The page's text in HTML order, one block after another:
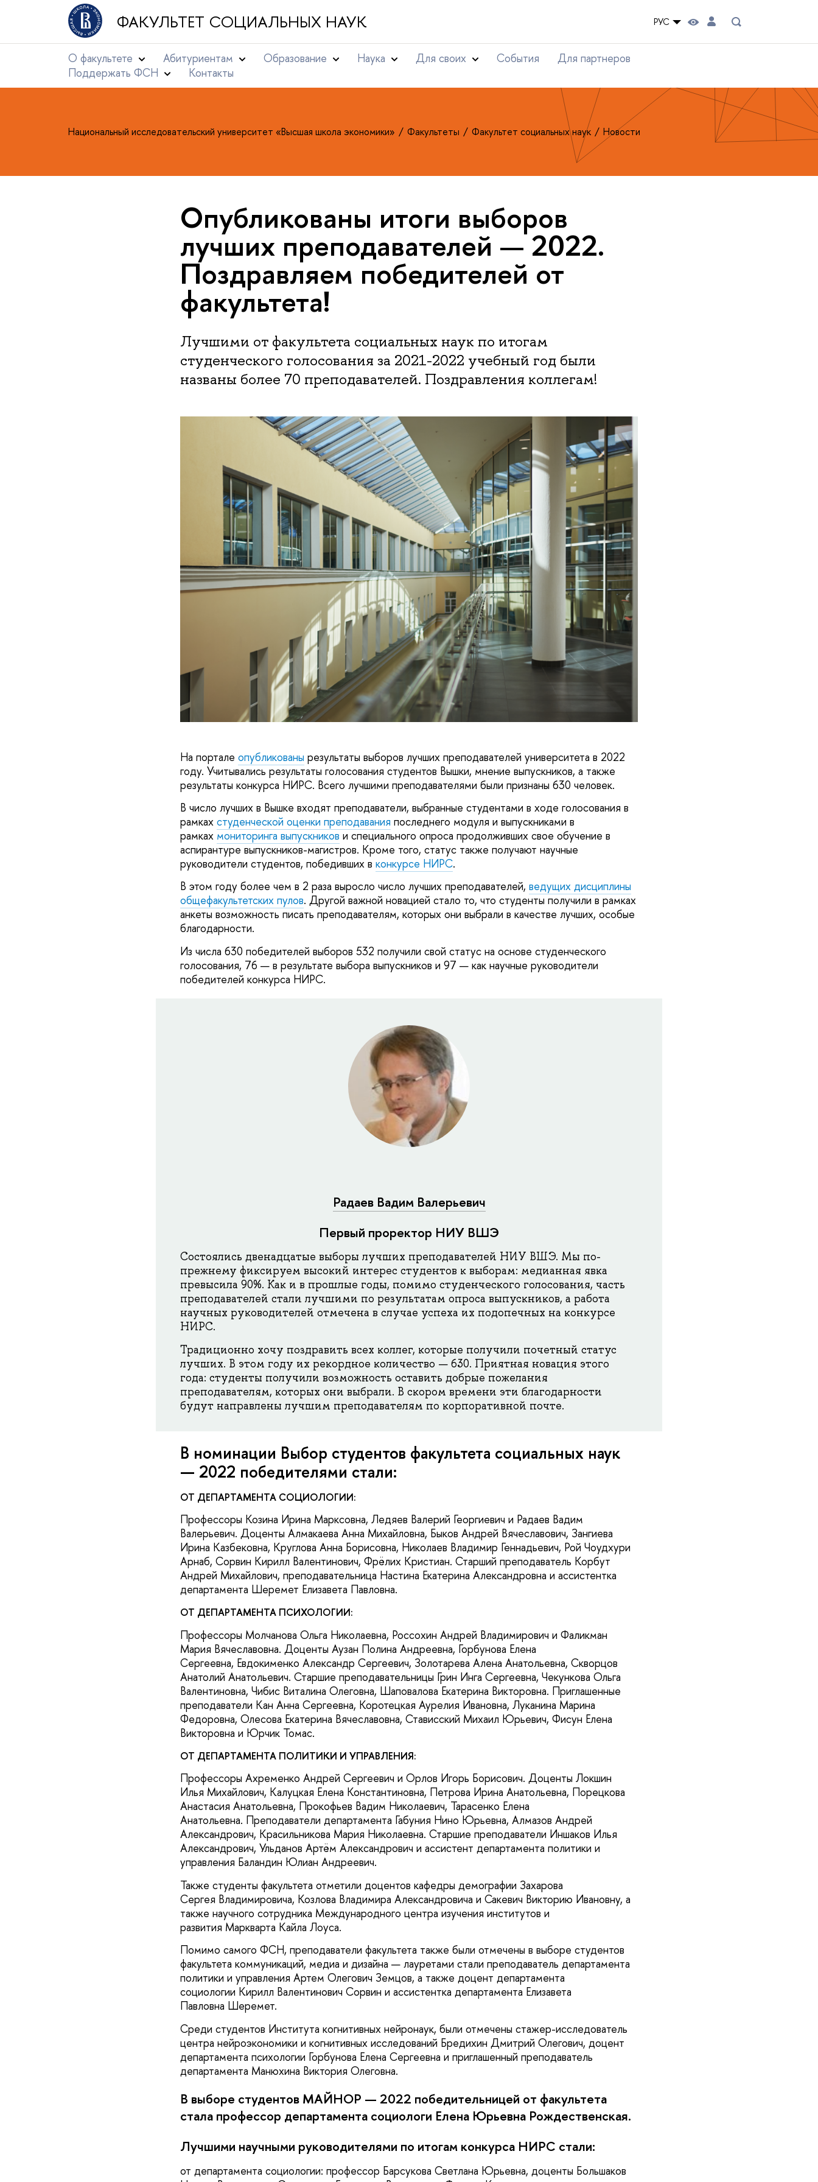
ФАКУЛЬТЕТ СОЦИАЛЬНЫХ НАУК РУС
О факультете Абитуриентам Образование Наука Для своих События
Для партнеров
Поддержать ФСН
Контакты
Национальный исследовательский университет «Высшая школа экономики» Факультеты Факультет социальных наук Новости
Опубликованы итоги выборов
лучших преподавателей — 2022.
Поздравляем победителей от
факультета!
Лучшими от факультета социальных наук по итогам
студенческого голосования за 2021-2022 учебный год были
названы более 70 преподавателей. Поздравления коллегам!
На портале опубликованы результаты выборов лучших преподавателей университета в 2022
году. Учитывались результаты голосования студентов Вышки, мнение выпускников, а также
результаты конкурса НИРС. Всего лучшими преподавателями были признаны 630 человек.
В число лучших в Вышке входят преподаватели, выбранные студентами в ходе голосования в
рамках студенческой оценки преподавания последнего модуля и выпускниками в
рамках мониторинга выпускников и специального опроса продолживших свое обучение в
аспирантуре выпускников-магистров. Кроме того, статус также получают научные
руководители студентов, победивших в конкурсе НИРС.
В этом году более чем в 2 раза выросло число лучших преподавателей, ведущих дисциплины
общефакультетских пулов. Другой важной новацией стало то, что студенты получили в рамках
анкеты возможность писать преподавателям, которых они выбрали в качестве лучших, особые
благодарности.
Из числа 630 победителей выборов 532 получили свой статус на основе студенческого
голосования, 76 — в результате выбора выпускников и 97 — как научные руководители
победителей конкурса НИРС.
Радаев Вадим Валерьевич
Первый проректор НИУ ВШЭ
Состоялись двенадцатые выборы лучших преподавателей НИУ ВШЭ. Мы по-
прежнему фиксируем высокий интерес студентов к выборам: медианная явка
превысила 90%. Как и в прошлые годы, помимо студенческого голосования, часть
преподавателей стали лучшими по результатам опроса выпускников, а работа
научных руководителей отмечена в случае успеха их подопечных на конкурсе
НИРС.
Традиционно хочу поздравить всех коллег, которые получили почетный статус
лучших. В этом году их рекордное количество — 630. Приятная новация этого
года: студенты получили возможность оставить добрые пожелания
преподавателям, которых они выбрали. В скором времени эти благодарности
будут направлены лучшим преподавателям по корпоративной почте.
В номинации Выбор студентов факультета социальных наук
— 2022 победителями стали:
ОТ ДЕПАРТАМЕНТА СОЦИОЛОГИИ:
Профессоры Козина Ирина Марксовна, Ледяев Валерий Георгиевич и Радаев Вадим
Валерьевич. Доценты Алмакаева Анна Михайловна, Быков Андрей Вячеславович, Зангиева
Ирина Казбековна, Круглова Анна Борисовна, Николаев Владимир Геннадьевич, Рой Чоудхури
Арнаб, Сорвин Кирилл Валентинович, Фрёлих Кристиан. Старший преподаватель Корбут
Андрей Михайлович, преподавательница Настина Екатерина Александровна и ассистентка
департамента Шеремет Елизавета Павловна.
ОТ ДЕПАРТАМЕНТА ПСИХОЛОГИИ:
Профессоры Молчанова Ольга Николаевна, Россохин Андрей Владимирович и Фаликман
Мария Вячеславовна. Доценты Аузан Полина Андреевна, Горбунова Елена
Сергеевна, Евдокименко Александр Сергеевич, Золотарева Алена Анатольевна, Скворцов
Анатолий Анатольевич. Старшие преподавательницы Грин Инга Сергеевна, Чекункова Ольга
Валентиновна, Чибис Виталина Олеговна, Шаповалова Екатерина Викторовна. Приглашенные
преподаватели Кан Анна Сергеевна, Коротецкая Аурелия Ивановна, Луканина Марина
Федоровна, Олесова Екатерина Вячеславовна, Стависский Михаил Юрьевич, Фисун Елена
Викторовна и Юрчик Томас.
ОТ ДЕПАРТАМЕНТА ПОЛИТИКИ И УПРАВЛЕНИЯ:
Профессоры Ахременко Андрей Сергеевич и Орлов Игорь Борисович. Доценты Локшин
Илья Михайлович, Калуцкая Елена Константиновна, Петрова Ирина Анатольевна, Порецкова
Анастасия Анатольевна, Прокофьев Вадим Николаевич, Тарасенко Елена
Анатольевна. Преподаватели департамента Габуния Нино Юрьевна, Алмазов Андрей
Александрович, Красильникова Мария Николаевна. Старшие преподаватели Иншаков Илья
Александрович, Ульданов Артём Александрович и ассистент департамента политики и
управления Баландин Юлиан Андреевич.
Также студенты факультета отметили доцентов кафедры демографии Захарова
Сергея Владимировича, Козлова Владимира Александровича и Сакевич Викторию Ивановну, а
также научного сотрудника Международного центра изучения институтов и
развития Маркварта Кайла Лоуса.
Помимо самого ФСН, преподаватели факультета также были отмечены в выборе студентов
факультета коммуникаций, медиа и дизайна — лауретами стали преподаватель департамента
политики и управления Артем Олегович Земцов, а также доцент департамента
социологии Кирилл Валентинович Сорвин и ассистентка департамента Елизавета
Павловна Шеремет.
Среди студентов Института когнитивных нейронаук, были отмечены стажер-исследователь
центра нейроэкономики и когнитивных исследований Бредихин Дмитрий Олегович, доцент
департамента психологии Горбунова Елена Сергеевна и приглашенный преподаватель
департамента Манюхина Виктория Олеговна.
В выборе студентов МАЙНОР — 2022 победительницей от факультета
стала профессор департамента социологи Елена Юрьевна Рождественская.
Лучшими научными руководителями по итогам конкурса НИРС стали:
от департамента социологии: профессор Барсукова Светлана Юрьевна, доценты Большаков